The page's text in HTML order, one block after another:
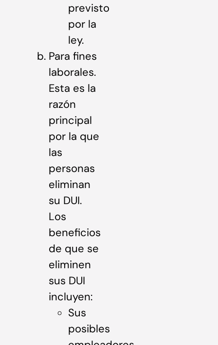
previsto
por la
ley.
Para fines
laborales.
Esta es la
razón
principal
por la que
las
personas
eliminan
su DUI.
Los
beneficios
de que se
eliminen
sus DUI
incluyen:
Sus
posibles